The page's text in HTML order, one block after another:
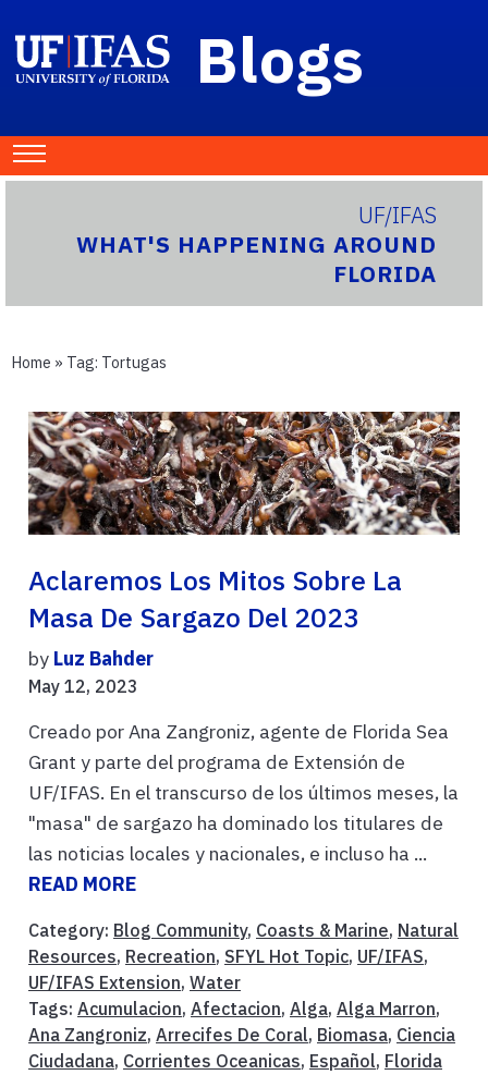
Blogs
UF/IFAS
WHAT'S HAPPENING AROUND
FLORIDA
Home » Tag: Tortugas
Aclaremos Los Mitos Sobre La
Masa De Sargazo Del 2023
by Luz Bahder
May 12, 2023
Creado por Ana Zangroniz, agente de Florida Sea
Grant y parte del programa de Extensión de
UF/IFAS. En el transcurso de los últimos meses, la
"masa" de sargazo ha dominado los titulares de
las noticias locales y nacionales, e incluso ha ...
READ MORE
Category: Blog Community, Coasts & Marine, Natural
Resources, Recreation, SFYL Hot Topic, UF/IFAS,
UF/IFAS Extension, Water
Tags: Acumulacion, Afectacion, Alga, Alga Marron,
Ana Zangroniz, Arrecifes De Coral, Biomasa, Ciencia
Ciudadana, Corrientes Oceanicas, Español, Florida